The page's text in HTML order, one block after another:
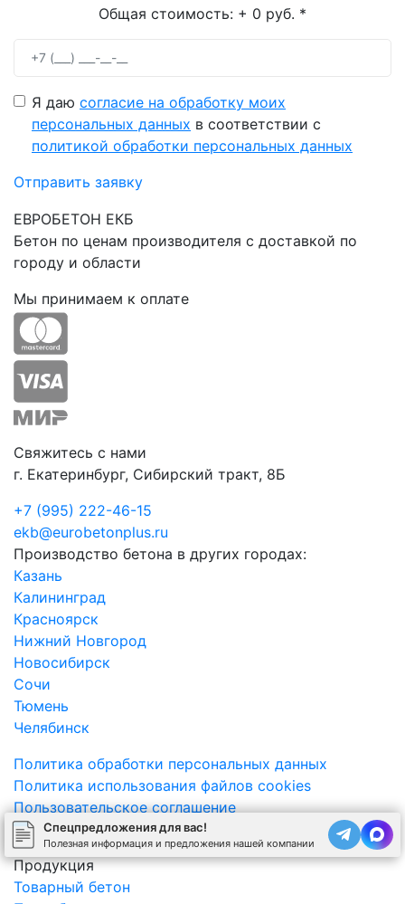
Общая стоимость: + 0 руб. *
Я даю согласие на обработку моих
персональных данных в соответствии с
политикой обработки персональных данных
Отправить заявку
ЕВРОБЕТОН ЕКБ
Бетон по ценам производителя с доставкой по
городу и области
Мы принимаем к оплате
Свяжитесь с нами
г. Екатеринбург, Сибирский тракт, 8Б
+7 (995) 222-46-15
ekb@eurobetonplus.ru
Производство бетона в других городах:
Казань
Калининград
Красноярск
Нижний Новгород
Новосибирск
Сочи
Тюмень
Челябинск
Политика обработки персональных данных
Политика использования файлов cookies
Пользовательское соглашение
Карта сайта
Продукция
Товарный бетон
Спецпредложения для вас!
Полезная информация и предложения нашей компании